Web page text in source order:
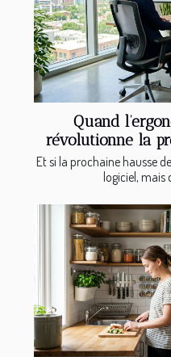
Quand
révolutionne la
Et si la prochaine hausse
logiciel, mais